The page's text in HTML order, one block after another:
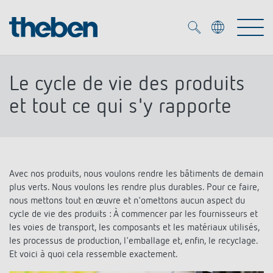
Produits
Smart Home
DALI
Détecteurs de présence et de mouvement
Solutions OEM
Experts OEM
Références
Solutions
Contrôle du temps et de la lumière
Commande d'éclairage DALI-2
Service
Médiathèque
Entreprise
Le cycle de vie des produits
et tout ce qui s'y rapporte
Avec nos produits, nous voulons rendre les bâtiments de demain
plus verts. Nous voulons les rendre plus durables. Pour ce faire,
nous mettons tout en œuvre et n'omettons aucun aspect du
cycle de vie des produits : À commencer par les fournisseurs et
les voies de transport, les composants et les matériaux utilisés,
les processus de production, l'emballage et, enfin, le recyclage.
Et voici à quoi cela ressemble exactement.